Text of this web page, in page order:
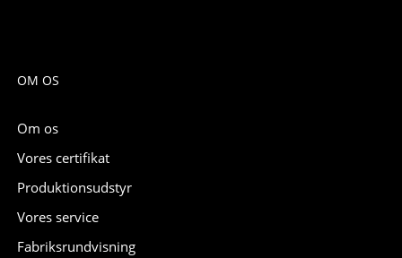
OM OS
Om os
Vores certifikat
Produktionsudstyr
Vores service
Fabriksrundvisning